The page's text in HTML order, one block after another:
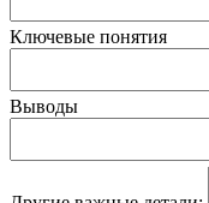
Ключевые понятия
Выводы